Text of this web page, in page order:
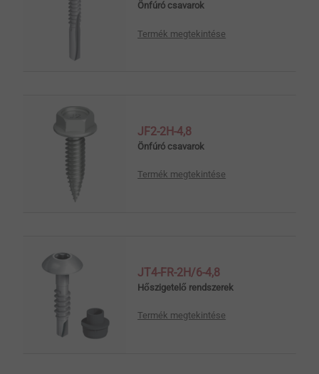
Önfúró csavarok
Termék megtekintése
JF2-2H-4,8
Önfúró csavarok
Termék megtekintése
JT4-FR-2H/6-4,8
Hőszigetelő rendszerek
Termék megtekintése